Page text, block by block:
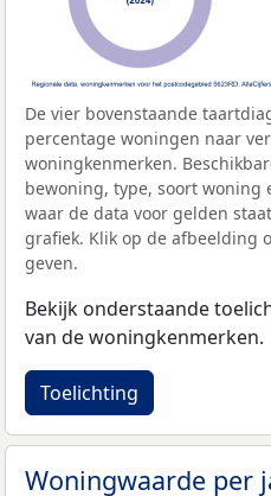
De vier bovenstaande
percentage woningen naar
woningkenmerken.
bewoning, type, soort woning
waar de data voor gelden
grafiek. Klik op de afbeelding
geven.
Bekijk onderstaande
van de woningkenmerken.
Toelichting
Woningwaarde per